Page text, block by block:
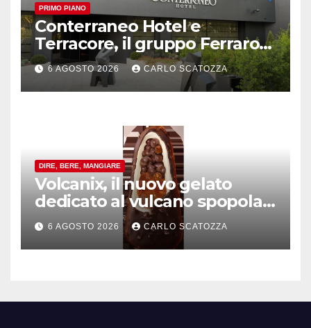
PRIMO PIANO
Conterraneo Hotel e
Terracore, il gruppo Ferraro
amplia l’ ospitalità e il gusto
alle porte di Caserta
6 AGOSTO 2026 CARLO SCATOZZA
DIRE, BERE, MANGIARE
Volcanix, il nuovo gelato
dedicato al vulcano spopola,
è nato a Caivano
6 AGOSTO 2026 CARLO SCATOZZA